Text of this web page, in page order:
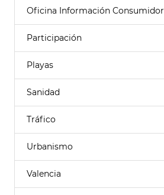
Oficina Información Consumidor
Participación
Playas
Sanidad
Tráfico
Urbanismo
Valencia